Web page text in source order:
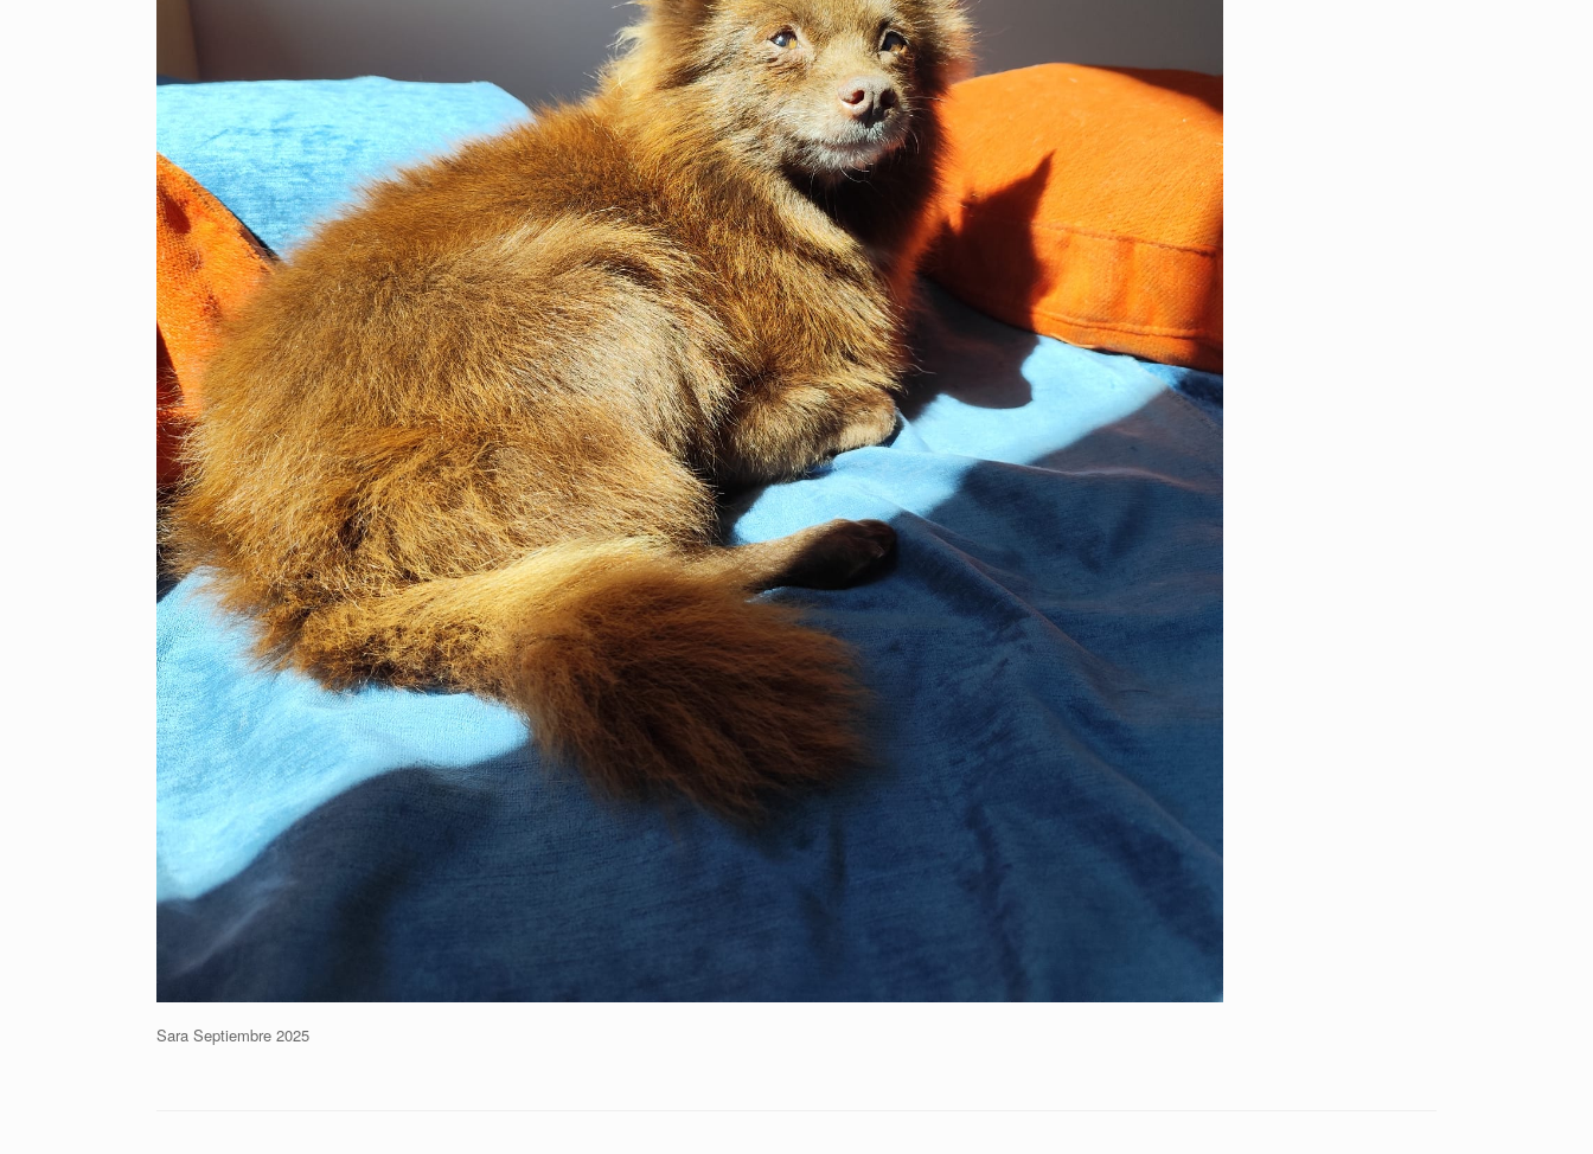
Sara Septiembre 2025